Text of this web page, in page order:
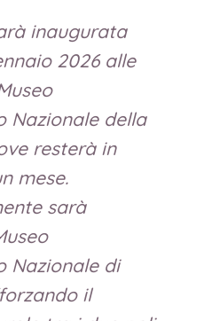
inaugurata
2026 alle
Nazionale della
resterà in
mese.
sarà
Nazionale di
il